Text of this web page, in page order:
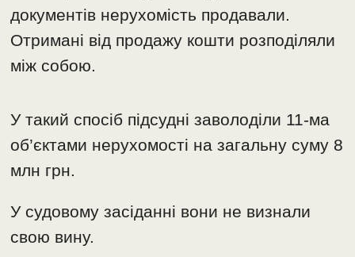
документів нерухомість продавали.
Отримані від продажу кошти розподіляли
між собою.
У такий спосіб підсудні заволоділи 11-ма
об’єктами нерухомості на загальну суму 8
млн грн.
У судовому засіданні вони не визнали
свою вину.